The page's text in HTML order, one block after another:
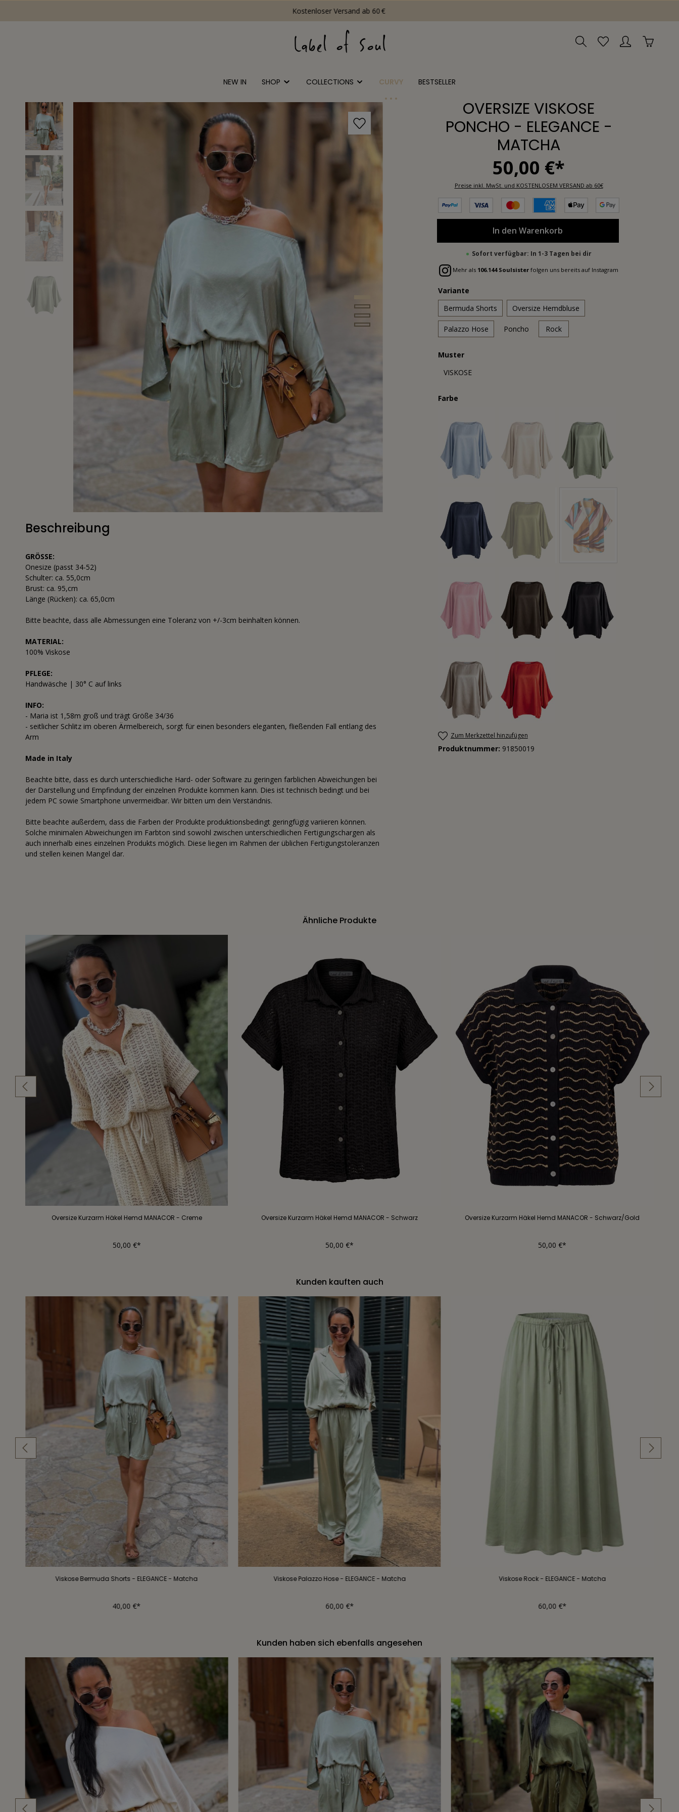
Kostenloser Versand ab 60 €
NEW IN SHOP COLLECTIONS CURVY BESTSELLER
OVERSIZE VISKOSE
PONCHO - ELEGANCE -
MATCHA
50,00 €*
Preise inkl. MwSt. und KOSTENLOSEM VERSAND ab 60€
In den Warenkorb
Sofort verfügbar: In 1-3 Tagen bei dir
Mehr als 106.144 Soulsister folgen uns bereits auf Instagram
Variante
Bermuda Shorts
Oversize Hemdbluse
Palazzo Hose Poncho Rock
Muster
VISKOSE
Farbe
Zum Merkzettel hinzufügen
Produktnummer: 91850019
Beschreibung
GRÖSSE:
Onesize (passt 34-52)
Schulter: ca. 55,0cm
Brust: ca. 95,cm
Länge (Rücken): ca. 65,0cm
Bitte beachte, dass alle Abmessungen eine Toleranz von +/-3cm beinhalten können.
MATERIAL:
100% Viskose
PFLEGE:
Handwäsche | 30° C auf links
INFO:
- Maria ist 1,58m groß und trägt Größe 34/36
- seitlicher Schlitz im oberen Ärmelbereich, sorgt für einen besonders eleganten, fließenden Fall entlang des
Arm
Made in Italy
Beachte bitte, dass es durch unterschiedliche Hard- oder Software zu geringen farblichen Abweichungen bei
der Darstellung und Empfindung der einzelnen Produkte kommen kann. Dies ist technisch bedingt und bei
jedem PC sowie Smartphone unvermeidbar. Wir bitten um dein Verständnis.
Bitte beachte außerdem, dass die Farben der Produkte produktionsbedingt geringfügig variieren können.
Solche minimalen Abweichungen im Farbton sind sowohl zwischen unterschiedlichen Fertigungschargen als
auch innerhalb eines einzelnen Produkts möglich. Diese liegen im Rahmen der üblichen Fertigungstoleranzen
und stellen keinen Mangel dar.
Ähnliche Produkte
Oversize Kurzarm Häkel Hemd MANACOR - Creme
50,00 €*
Oversize Kurzarm Häkel Hemd MANACOR - Schwarz
50,00 €*
Oversize Kurzarm Häkel Hemd MANACOR - Schwarz/Gold
50,00 €*
Kunden kauften auch
Viskose Bermuda Shorts - ELEGANCE - Matcha
40,00 €*
Viskose Palazzo Hose - ELEGANCE - Matcha
60,00 €*
Viskose Rock - ELEGANCE - Matcha
60,00 €*
Kunden haben sich ebenfalls angesehen